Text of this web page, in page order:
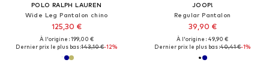
POLO RALPH LAUREN
Wide Leg Pantalon chino
125,30 €
À l'origine : 199,00 €
Dernier prix le plus bas :143,10 €-12%
JOOP!
Regular Pantalon
39,90 €
À l'origine : 49,90 €
Dernier prix le plus bas :40,41 €-1%